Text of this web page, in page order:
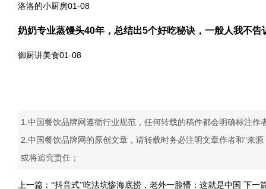
洛洛的小厨房01-08
奶奶专业蒸馒头40年，总结出5个好吃秘诀，一般人我不告
御厨讲美食01-08
1.中国餐饮品牌网遵循行业规范，任何转载的稿件都会明确标注作
2.中国餐饮品牌网的原创文章，请转载时务必注明文章作者和"来
或将追究责任；
上一篇： “抖音式”吃法坑惨海底捞，老外一脸懵：这就是中国 下一